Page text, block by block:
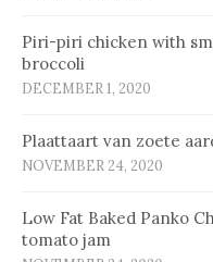
Piri-piri chicken with
broccoli
DECEMBER 1, 2020
Plaat­taart van zoe­te
NOVEMBER 24, 2020
Low Fat Baked Panko
tomato jam